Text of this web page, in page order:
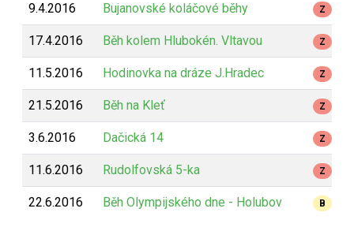
9.4.2016 Bujanovské koláčové běhy Z
17.4.2016 Běh kolem Hlubokén. Vltavou Z
11.5.2016 Hodinovka na dráze J.Hradec Z
21.5.2016 Běh na Kleť Z
3.6.2016 Dačická 14 Z
11.6.2016 Rudolfovská 5-ka Z
22.6.2016 Běh Olympijského dne - Holubov B